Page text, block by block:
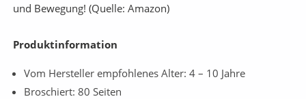
und Bewegung! (Quelle: Amazon)
Produktinformation
Vom Hersteller empfohlenes Alter: 4 – 10 Jahre
Broschiert: 80 Seiten